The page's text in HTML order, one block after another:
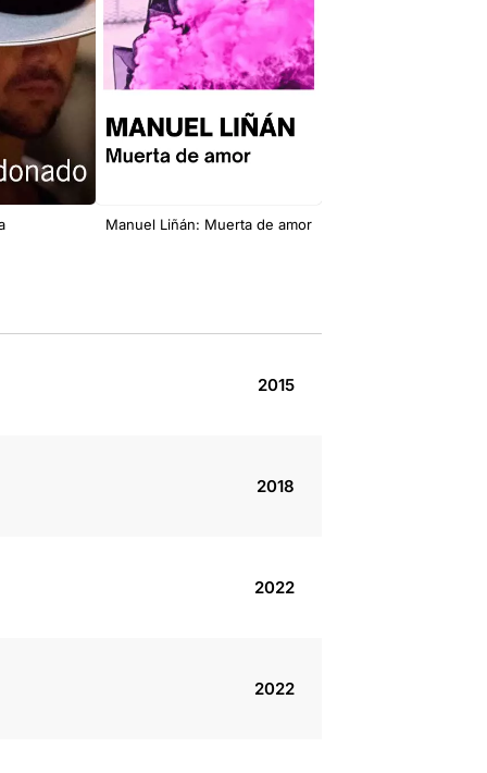
Manuel Liñán: Muerta de amor
2015
2018
2022
2022